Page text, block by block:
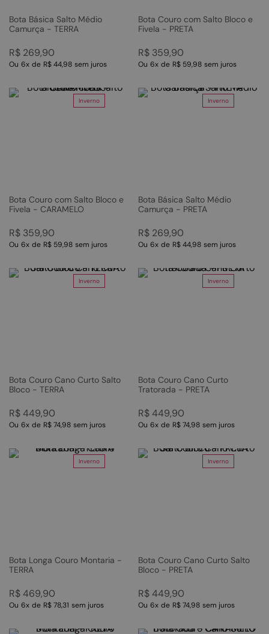
Bota Básica Salto Médio
Camurça - TERRA
R$ 269,90
Ou 6x de R$ 44,98 sem juros
Bota Couro com Salto Bloco e
Fivela - PRETA
R$ 359,90
Ou 6x de R$ 59,98 sem juros
Inverno
Bota Couro com Salto Bloco e
Fivela - CARAMELO
R$ 359,90
Ou 6x de R$ 59,98 sem juros
Inverno
Bota Básica Salto Médio
Camurça - PRETA
R$ 269,90
Ou 6x de R$ 44,98 sem juros
Inverno
Bota Couro Cano Curto Salto
Bloco - TERRA
R$449,90
Ou 6x de R$ 74,98 sem juros
Inverno
Bota Couro Cano Curto
Tratorada - PRETA
R$449,90
Ou 6x de R$ 74,98 sem juros
Inverno
Bota Longa Couro Montaria -
TERRA
R$469,90
Ou 6x de R$ 78,31 sem juros
Inverno
Bota Couro Cano Curto Salto
Bloco - PRETA
R$449,90
Ou 6x de R$ 74,98 sem juros